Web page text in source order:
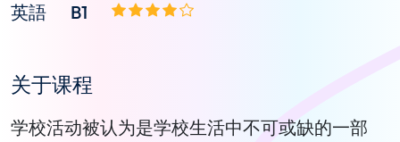
英語 B1
关于课程
学校活动被认为是学校生活中不可或缺的一部